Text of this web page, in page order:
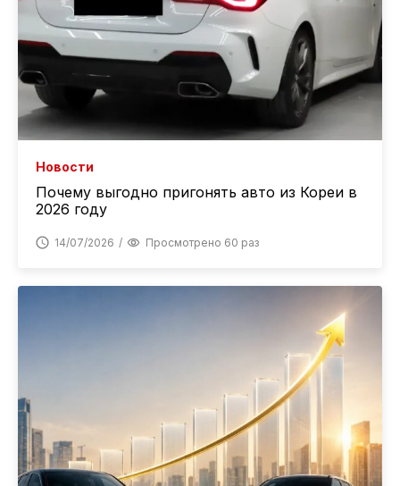
Новости
Почему выгодно пригонять авто из Кореи в
2026 году
14/07/2026 Просмотрено 60 раз